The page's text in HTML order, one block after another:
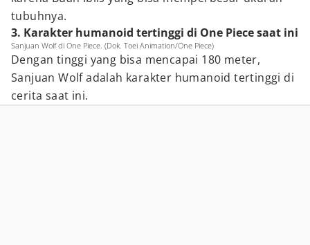
tubuhnya.
3. Karakter humanoid tertinggi di One Piece saat ini
Sanjuan Wolf di One Piece. (Dok. Toei Animation/One Piece)
Dengan tinggi yang bisa mencapai 180 meter,
Sanjuan Wolf adalah karakter humanoid tertinggi di
cerita saat ini.